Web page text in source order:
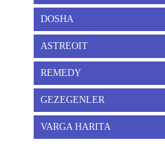
DOSHA
ASTREOIT
REMEDY
GEZEGENLER
VARGA HARITA